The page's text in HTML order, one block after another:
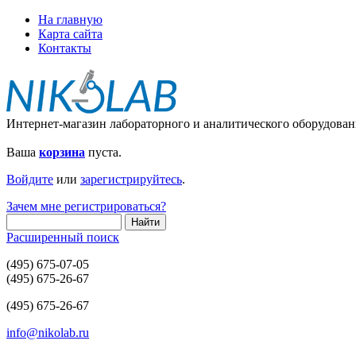
На главную
Карта сайта
Контакты
Интернет-магазин лабораторного и аналитического
Ваша корзина пуста.
Войдите или зарегистрируйтесь.
Зачем мне регистрироваться?
Расширенный поиск
(495) 675-07-05
(495) 675-26-67
(495) 675-26-67
info@nikolab.ru